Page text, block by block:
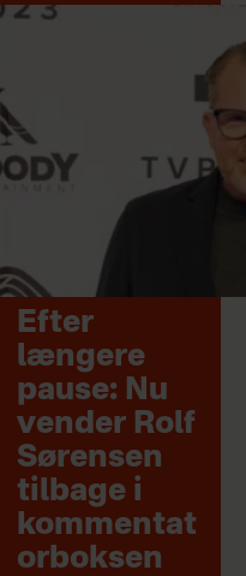
Efter
længere
pause: Nu
vender Rolf
Sørensen
tilbage i
kommentat
orboksen